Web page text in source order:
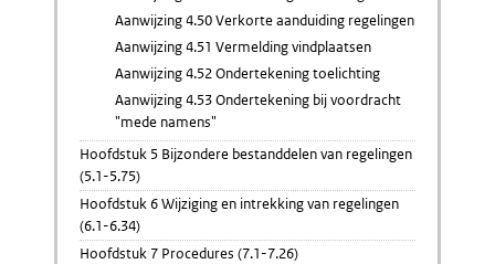
Aanwijzing 4.50 Verkorte aanduiding regelingen
Aanwijzing 4.51 Vermelding vindplaatsen
Aanwijzing 4.52 Ondertekening toelichting
Aanwijzing 4.53 Ondertekening bij voordracht
"mede namens"
Hoofdstuk 5 Bijzondere bestanddelen van regelingen
(5.1-5.75)
Hoofdstuk 6 Wijziging en intrekking van regelingen
(6.1-6.34)
Hoofdstuk 7 Procedures (7.1-7.26)